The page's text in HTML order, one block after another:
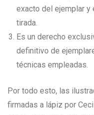
exacto del ejemplar y
tirada.
Es un derecho
definitivo de
técnicas empleadas.
Por todo esto, las
firmadas a lápiz por